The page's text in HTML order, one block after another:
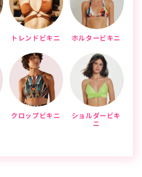
トレンドビキニ ホルタービキニ
クロップビキニ
ショルダービキ
ニ